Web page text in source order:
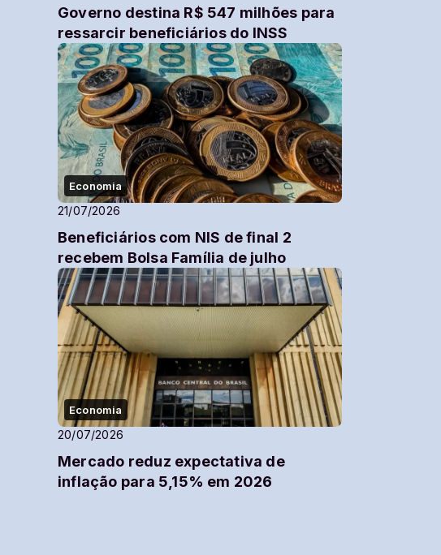
Governo destina R$ 547 milhões para
ressarcir beneficiários do INSS
Economia
21/07/2026
Beneficiários com NIS de final 2
recebem Bolsa Família de julho
Economia
20/07/2026
Mercado reduz expectativa de
inflação para 5,15% em 2026